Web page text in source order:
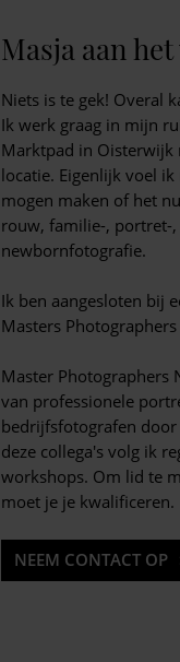
Masja aan
Niets is te gek! Overal
Ik werk graag in mijn
Marktpad in
locatie. Eigenlijk voel
mogen maken of het
rouw, familie-, portret-
newbornfotografie.
Ik ben aangesloten bij
Masters
Master Photographers
van professionele
bedrijfsfotografen door
deze collega's volg ik
workshops. Om lid te
moet je je kwalificeren.
NEEM CONTACT OP